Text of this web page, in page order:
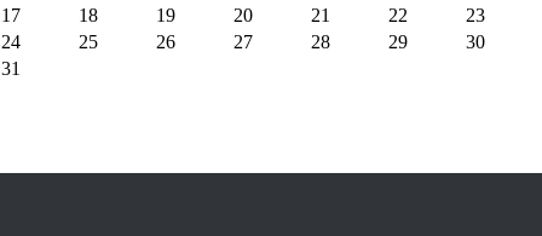
17
18 19 20 21 22
23
24
25 26 27 28 29
30
31